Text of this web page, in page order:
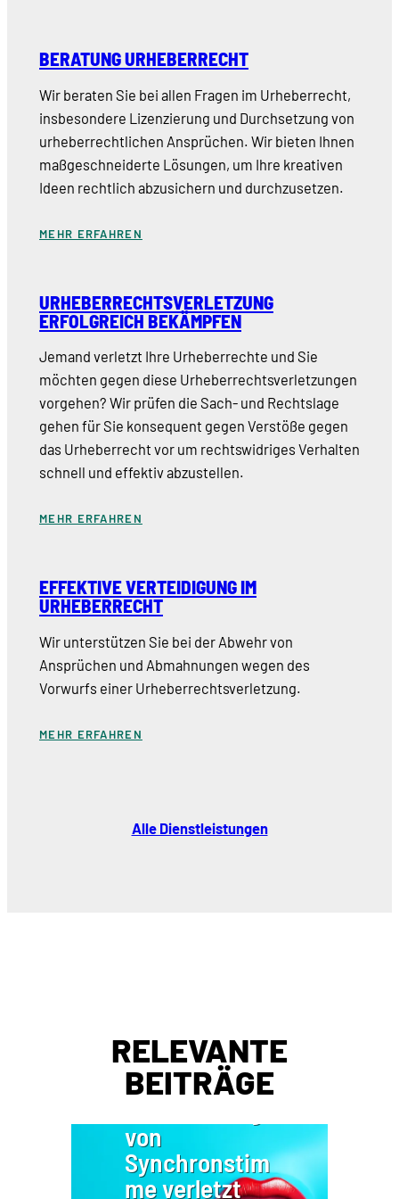
BERATUNG URHEBERRECHT
Wir beraten Sie bei allen Fragen im Urheberrecht,
insbesondere Lizenzierung und Durchsetzung von
urheberrechtlichen Ansprüchen. Wir bieten Ihnen
maßgeschneiderte Lösungen, um Ihre kreativen
Ideen rechtlich abzusichern und durchzusetzen.
MEHR ERFAHREN
URHEBERRECHTSVERLETZUNG
ERFOLGREICH BEKÄMPFEN
Jemand verletzt Ihre Urheberrechte und Sie
möchten gegen diese Urheberrechtsverletzungen
vorgehen? Wir prüfen die Sach- und Rechtslage
gehen für Sie konsequent gegen Verstöße gegen
das Urheberrecht vor um rechtswidriges Verhalten
schnell und effektiv abzustellen.
MEHR ERFAHREN
EFFEKTIVE VERTEIDIGUNG IM
URHEBERRECHT
Wir unterstützen Sie bei der Abwehr von
Ansprüchen und Abmahnungen wegen des
Vorwurfs einer Urheberrechtsverletzung.
MEHR ERFAHREN
Alle Dienstleistungen
RELEVANTE
BEITRÄGE
KI-
von
Synchronstim
me verletzt